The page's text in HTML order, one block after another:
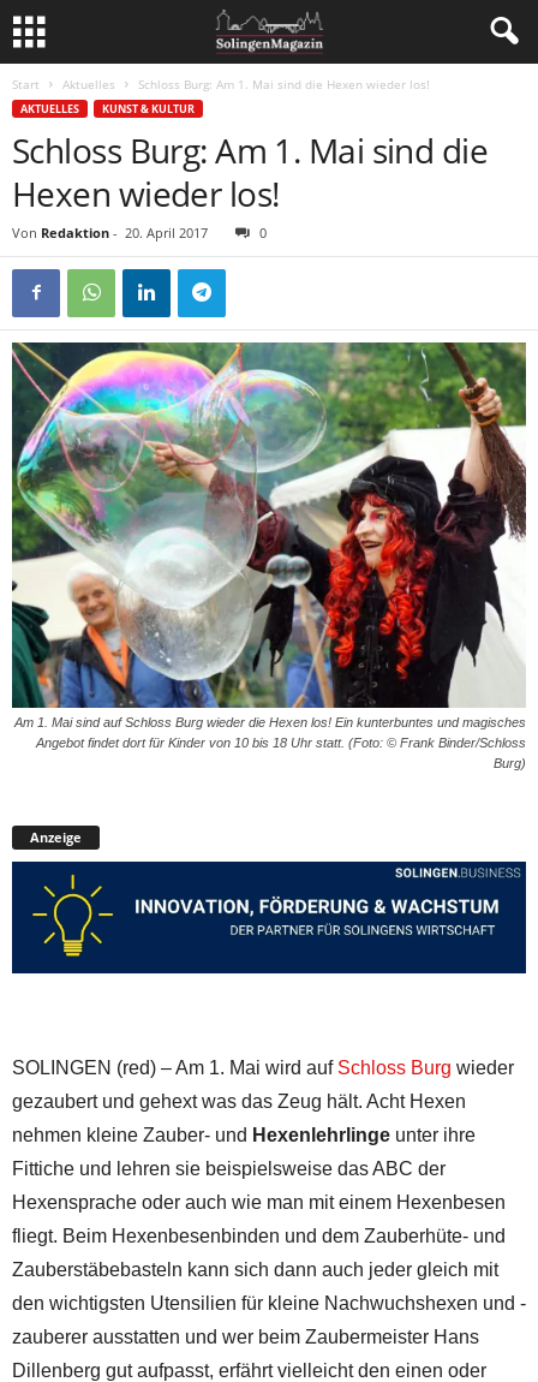
Start Aktuelles Schloss Burg: Am 1. Mai sind die Hexen wieder los!
AKTUELLES KUNST & KULTUR
Schloss Burg: Am 1. Mai sind die
Hexen wieder los!
Von Redaktion - 20. April 2017 0
Am 1. Mai sind auf Schloss Burg wieder die Hexen los! Ein kunterbuntes und magisches
Angebot findet dort für Kinder von 10 bis 18 Uhr statt. (Foto: © Frank Binder/Schloss
Burg)
Anzeige
SOLINGEN (red) – Am 1. Mai wird auf Schloss Burg wieder
gezaubert und gehext was das Zeug hält. Acht Hexen
nehmen kleine Zauber- und Hexenlehrlinge unter ihre
Fittiche und lehren sie beispielsweise das ABC der
Hexensprache oder auch wie man mit einem Hexenbesen
fliegt. Beim Hexenbesenbinden und dem Zauberhüte- und
Zauberstäbebasteln kann sich dann auch jeder gleich mit
den wichtigsten Utensilien für kleine Nachwuchshexen und -
zauberer ausstatten und wer beim Zaubermeister Hans
Dillenberg gut aufpasst, erfährt vielleicht den einen oder